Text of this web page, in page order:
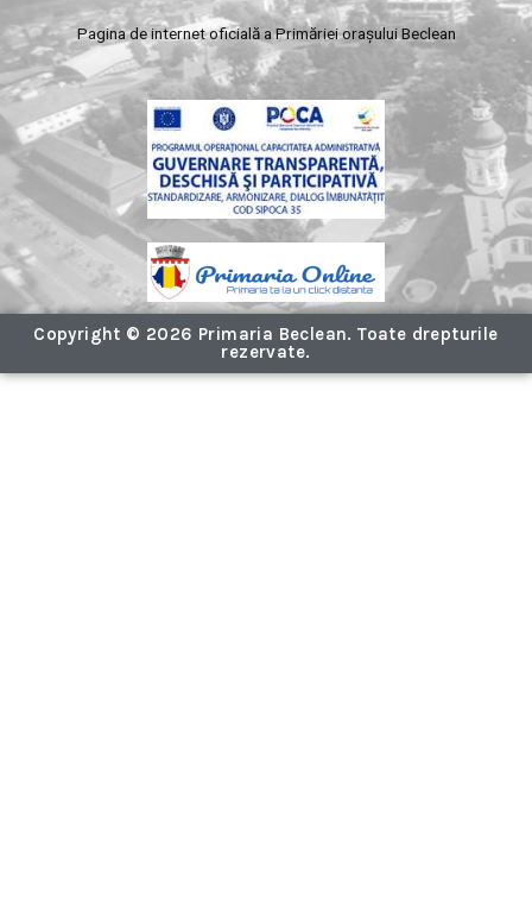
Pagina de internet oficială a Primăriei orașului Beclean
Copyright © 2026 Primaria Beclean. Toate drepturile
rezervate.